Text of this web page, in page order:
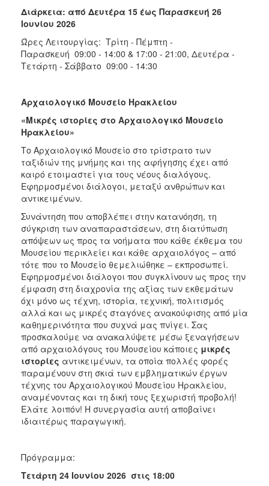
Διάρκεια: από Δευτέρα 15 έως Παρασκευή 26
Ιουνίου 2026
Ώρες Λειτουργίας: Τρίτη - Πέμπτη -
Παρασκευή 09:00 - 14:00 & 17:00 - 21:00, Δευτέρα -
Τετάρτη - Σάββατο 09:00 - 14:30
Αρχαιολογικό Μουσείο Ηρακλείου
«Μικρές ιστορίες στο Αρχαιολογικό Μουσείο
Ηρακλείου»
Το Αρχαιολογικό Μουσείο στο τρίστρατο των
ταξιδιών της μνήμης και της αφήγησης έχει από
καιρό ετοιμαστεί για τους νέους διαλόγους.
Εφηρμοσμένοι διάλογοι, μεταξύ ανθρώπων και
αντικειμένων.
Συνάντηση που αποβλέπει στην κατανόηση, τη
σύγκριση των αναπαραστάσεων, στη διατύπωση
απόψεων ως προς τα νοήματα που κάθε έκθεμα του
Μουσείου περικλείει και κάθε αρχαιολόγος – από
τότε που το Μουσείο θεμελιώθηκε – εκπροσωπεί.
Εφηρμοσμένοι διάλογοι που συγκλίνουν ως προς την
έμφαση στη διαχρονία της αξίας των εκθεμάτων
όχι μόνο ως τέχνη, ιστορία, τεχνική, πολιτισμός
αλλά και ως μικρές σταγόνες ανακούφισης από μία
καθημερινότητα που συχνά μας πνίγει. Σας
προσκαλούμε να ανακαλύψετε μέσω ξεναγήσεων
από αρχαιολόγους του Μουσείου κάποιες μικρές
ιστορίες αντικειμένων, τα οποία πολλές φορές
παραμένουν στη σκιά των εμβληματικών έργων
τέχνης του Αρχαιολογικού Μουσείου Ηρακλείου,
αναμένοντας και τη δική τους ξεχωριστή προβολή!
Ελάτε λοιπόν! Η συνεργασία αυτή αποβαίνει
ιδιαιτέρως παραγωγική.
Πρόγραμμα:
Τετάρτη 24 Ιουνίου 2026 στις 18:00